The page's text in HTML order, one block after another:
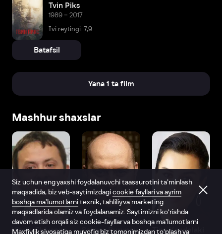
Tvin Piks
1989 – 2017
Ivi reytingi: 7,9
Batafsil
Yana 1 ta film
Mashhur shaxslar
Vitaliy Shlyappo Sergey Burunov Tina Kandelaki
Siz uchun eng yaxshi foydalanuvchi taassurotini ta’minlash
maqsadida, biz veb-saytimizdagicookie fayllari va ayrim
boshqa ma’lumotlarnitexnik, tahliliy va marketing
maqsadlarida olamiz va foydalanamiz. Saytimizni ko‘rishda
davom etish orqali siz cookie-fayllar va boshqa ma’lumotlarni
Maxfiylik siyosatiga muvofiq biz tomonimizdan to‘plash va